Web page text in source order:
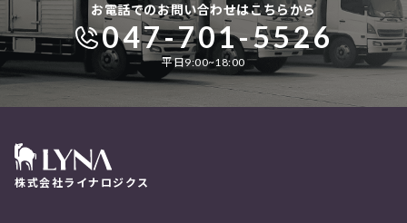
お電話でのお問い合わせはこちらから
047-701-5526
平日9:00~18:00
株式会社ライナロジクス